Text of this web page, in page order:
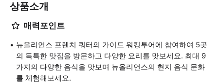
상품소개
매력포인트
뉴올리언스 프렌치 쿼터의 가이드 워킹투어에 참여하여 5곳
의 독특한 맛집을 방문하고 다양한 요리를 맛보세요. 최대 9
가지의 다양한 음식을 맛보며 뉴올리언스의 현지 음식 문화
를 체험해보세요.